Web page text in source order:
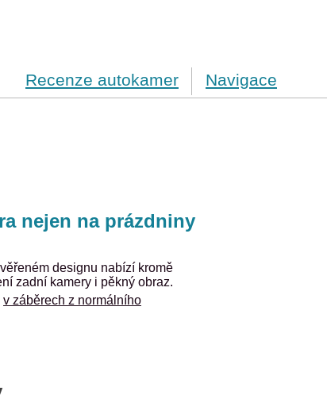
Recenze autokamer Navigace
nejen na prázdniny
designu nabízí kromě
zadní kamery i pěkný obraz.
v záběrech z normálního